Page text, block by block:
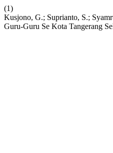
(1)
Kusjono, G.; Suprianto, S.;
Guru-Guru Se Kota Tangerang